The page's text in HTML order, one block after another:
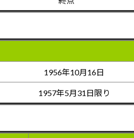
1956年10月16日
1957年5月31日限り